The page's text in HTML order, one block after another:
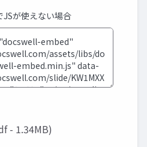
JSが使えない場合
- 1.34MB)